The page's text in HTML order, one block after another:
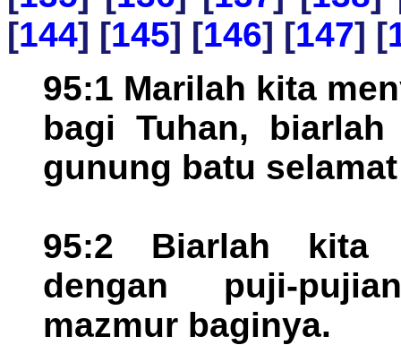
[144] [145] [146] [147] [
95:1 Marilah kita
bagi Tuhan,
gunung batu
95:2 Biarlah kita
dengan puji-
mazmur baginya.